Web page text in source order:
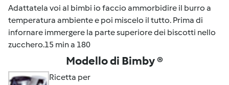
Adattatela voi al bimbi io faccio ammorbidire il burro a
temperatura ambiente e poi miscelo il tutto. Prima di
infornare immergere la parte superiore dei biscotti nello
zucchero.15 min a 180
Modello di Bimby ®
Ricetta per